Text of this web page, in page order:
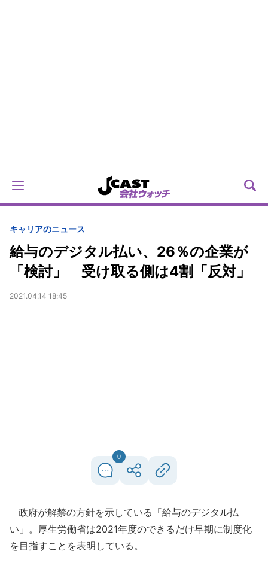
キャリアのニュース
給与のデジタル払い、26％の企業が
「検討」 受け取る側は4割「反対」
2021.04.14 18:45
0
政府が解禁の方針を示している「給与のデジタル払
い」。厚生労働省は2021年度のできるだけ早期に制度化
を目指すことを表明している。